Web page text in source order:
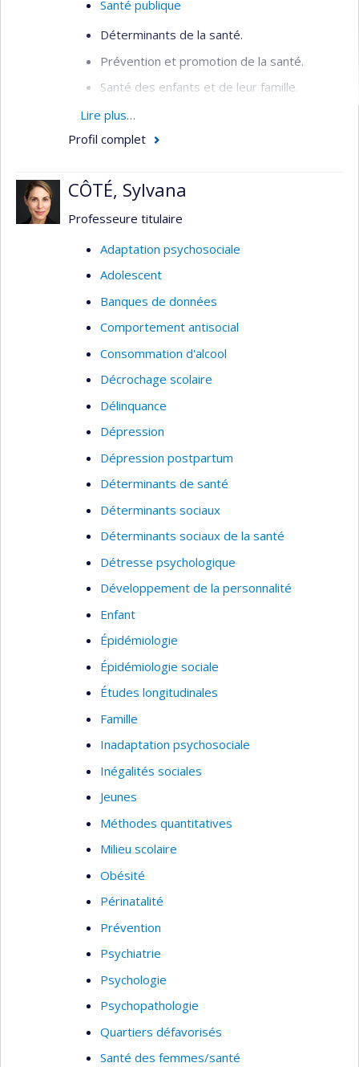
Santé publique
Déterminants de la santé.
Prévention et promotion de la santé.
Santé des enfants et de leur famille.
Inégalités sociales de santé.
Organisation de la santé publique.
Lire plus…
Profil complet
CÔTÉ, Sylvana
Professeure titulaire
Adaptation psychosociale
Adolescent
Banques de données
Comportement antisocial
Consommation d'alcool
Décrochage scolaire
Délinquance
Dépression
Dépression postpartum
Déterminants de santé
Déterminants sociaux
Déterminants sociaux de la santé
Détresse psychologique
Développement de la personnalité
Enfant
Épidémiologie
Épidémiologie sociale
Études longitudinales
Famille
Inadaptation psychosociale
Inégalités sociales
Jeunes
Méthodes quantitatives
Milieu scolaire
Obésité
Périnatalité
Prévention
Psychiatrie
Psychologie
Psychopathologie
Quartiers défavorisés
Santé des femmes/santé